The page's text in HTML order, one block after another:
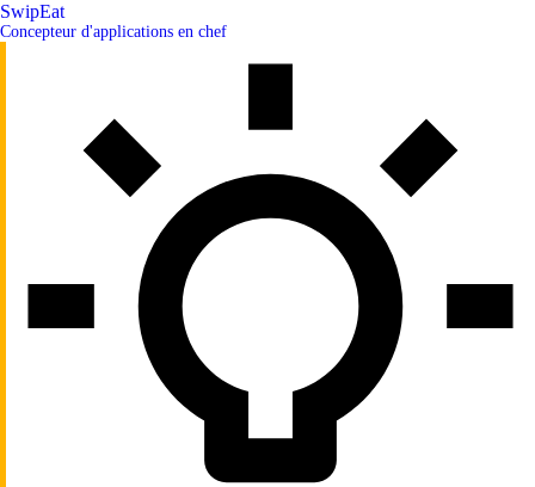
SwipEat
Concepteur d'applications en chef